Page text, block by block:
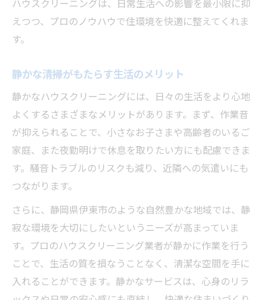
ハウスクリーニングは、日常生活への影響を最小限に抑
えつつ、プロのノウハウで住環境を快適に整えてくれま
す。
静かな清掃がもたらす生活のメリット
静かなハウスクリーニングには、日々の生活をより心地
よくするさまざまなメリットがあります。まず、作業音
が抑えられることで、小さなお子さまや高齢者のいるご
家庭、また夜勤明けで休息を取りたい方にも配慮できま
す。騒音トラブルのリスクも減り、近隣への気遣いにも
つながります。
さらに、静岡県伊東市のような自然豊かな地域では、静
寂な環境を大切にしたいというニーズが高まっていま
す。プロのハウスクリーニング業者が静かに作業を行う
ことで、生活の質を損なうことなく、清潔な空間を手に
入れることができます。静かなサービスは、心身のリラ